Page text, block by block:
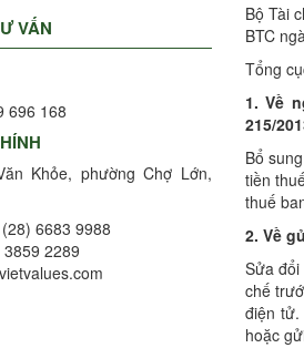
VẤN
696 168
Khỏe, phường Chợ Lớn,
6683 9988
2289
Bộ Tài
BTC
Tổng
1.Về
215/
Bổ
tiền
thuế
2. Về
Sửa
chế
điện
hoặc